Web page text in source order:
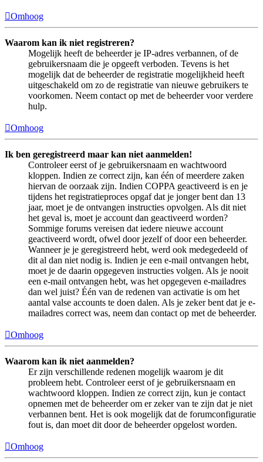
Omhoog
Waarom kan ik niet registreren?
Mogelijk heeft de beheerder je IP-adres verbannen, of de
gebruikersnaam die je opgeeft verboden. Tevens is het
mogelijk dat de beheerder de registratie mogelijkheid heeft
uitgeschakeld om zo de registratie van nieuwe gebruikers te
voorkomen. Neem contact op met de beheerder voor verdere
hulp.
Omhoog
Ik ben geregistreerd maar kan niet aanmelden!
Controleer eerst of je gebruikersnaam en wachtwoord
kloppen. Indien ze correct zijn, kan één of meerdere zaken
hiervan de oorzaak zijn. Indien COPPA geactiveerd is en je
tijdens het registratieproces opgaf dat je jonger bent dan 13
jaar, moet je de ontvangen instructies opvolgen. Als dit niet
het geval is, moet je account dan geactiveerd worden?
Sommige forums vereisen dat iedere nieuwe account
geactiveerd wordt, ofwel door jezelf of door een beheerder.
Wanneer je je geregistreerd hebt, werd ook medegedeeld of
dit al dan niet nodig is. Indien je een e-mail ontvangen hebt,
moet je de daarin opgegeven instructies volgen. Als je nooit
een e-mail ontvangen hebt, was het opgegeven e-mailadres
dan wel juist? Één van de redenen van activatie is om het
aantal valse accounts te doen dalen. Als je zeker bent dat je e-
mailadres correct was, neem dan contact op met de beheerder.
Omhoog
Waarom kan ik niet aanmelden?
Er zijn verschillende redenen mogelijk waarom je dit
probleem hebt. Controleer eerst of je gebruikersnaam en
wachtwoord kloppen. Indien ze correct zijn, kun je contact
opnemen met de beheerder om er zeker van te zijn dat je niet
verbannen bent. Het is ook mogelijk dat de forumconfiguratie
fout is, dan moet dit door de beheerder opgelost worden.
Omhoog